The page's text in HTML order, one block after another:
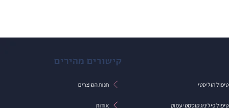
קישורים מהירים
חנות המוצרים
אודות
טיפול הוליסטי
טיפול פיליניג קוסמטי עמוק